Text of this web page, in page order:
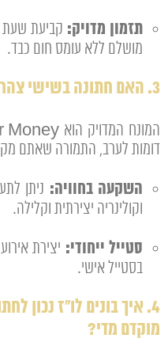
תזמון מדויק: קביעת שעת
מושלם ללא עומס חום כבד.
3. האם חתונה בשישי צהריים זולה יותר?
דומות לערב, התמורה שאתם
השקעה בחוויה: ניתן
וקולינריה יצירתית וקלילה.
סטייל ייחודי: יצירת
בסטייל אישי.
4. איך בונים לו"ז נכון
מוקדם מדי?